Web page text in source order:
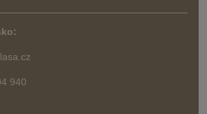
940